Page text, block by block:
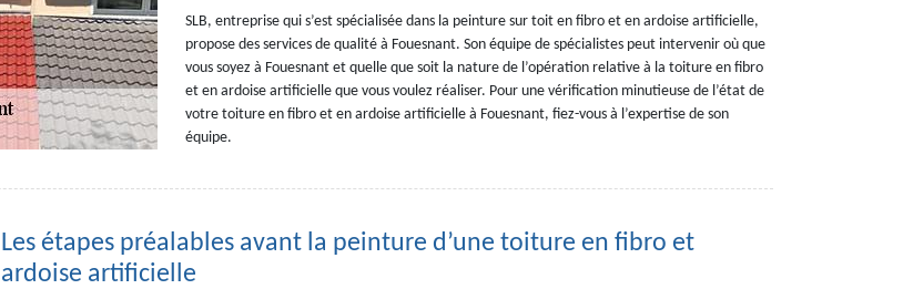
SLB, entreprise qui s’est spécialisée dans la peinture sur toit en fibro et en ardoise artificielle,
propose des services de qualité à Fouesnant. Son équipe de spécialistes peut intervenir où que
vous soyez à Fouesnant et quelle que soit la nature de l’opération relative à la toiture en fibro
et en ardoise artificielle que vous voulez réaliser. Pour une vérification minutieuse de l’état de
votre toiture en fibro et en ardoise artificielle à Fouesnant, fiez-vous à l’expertise de son
équipe.
Les étapes préalables avant la peinture d’une toiture en fibro et
ardoise artificielle